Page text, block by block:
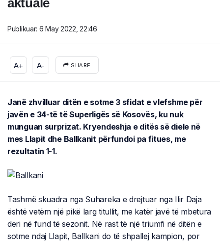
Publikuar: 6 May 2022, 22:46
A+ A- SHARE
Janë zhvilluar ditën e sotme 3 sfidat e vlefshme për
javën e 34-të të Superligës së Kosovës, ku nuk
munguan surprizat. Kryendeshja e ditës së diele në
mes Llapit dhe Ballkanit përfundoi pa fitues, me
rezultatin 1-1.
Tashmë skuadra nga Suhareka e drejtuar nga Ilir Daja
është vetëm një pikë larg titullit, me katër javë të mbetura
deri në fund të sezonit. Në rast të një triumfi në ditën e
sotme ndaj Llapit, Ballkani do të shpallej kampion, por